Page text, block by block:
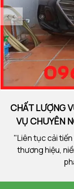
<<
CHẤT LƯỢNG
VỤ CHUYÊN
"Liên tục cải tiến
thương hiệu,